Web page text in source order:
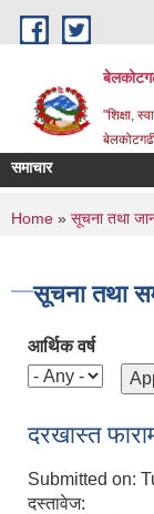
Skip to main content
"शिक्षा,
समाचार
You are
Home » सूचना तथा
सूचना तथा
आर्थिक वर्ष
दरखास्त
Submitted on:
दस्तावेज: